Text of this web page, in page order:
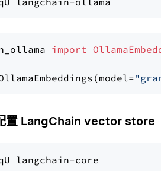
import
置 LangChain vector store